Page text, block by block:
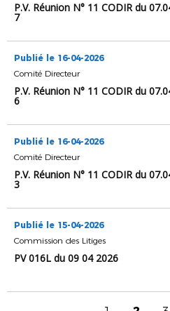
P.V. Réunion N° 11 CODIR du
7
Publié le 16-04-2026
Comité Directeur
P.V. Réunion N° 11 CODIR du
6
Publié le 16-04-2026
Comité Directeur
P.V. Réunion N° 11 CODIR du
3
Publié le 15-04-2026
Commission des Litiges
PV 016L du 09 04 2026